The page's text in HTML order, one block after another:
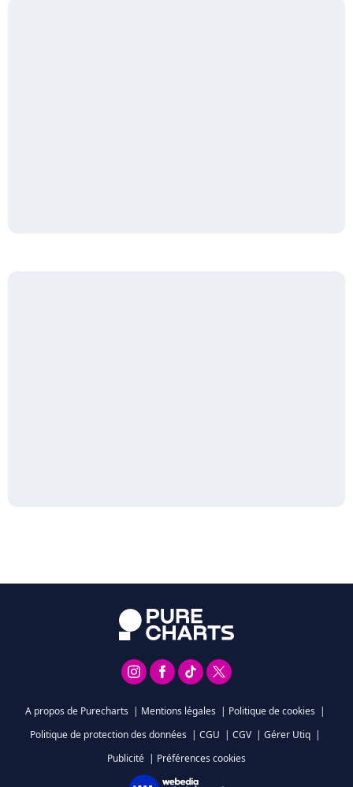
A propos de Purecharts | Mentions légales | Politique de cookies |
Politique de protection des données | CGU | CGV | Gérer Utiq |
Publicité | Préférences cookies